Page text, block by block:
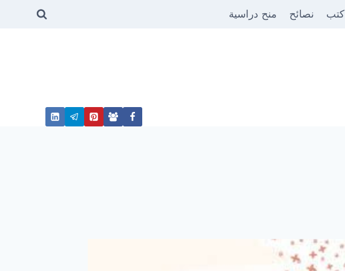
كتب نصائح منح دراسية